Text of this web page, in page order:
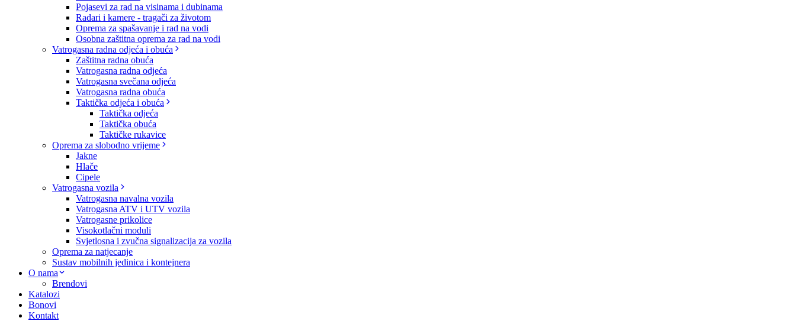
Pojasevi za rad na visinama i dubinama
Radari i kamere - tragači za životom
Oprema za spašavanje i rad na vodi
Osobna zaštitna oprema za rad na vodi
Vatrogasna radna odjeća i obuća
Zaštitna radna obuća
Vatrogasna radna odjeća
Vatrogasna svečana odjeća
Vatrogasna radna obuća
Taktička odjeća i obuća
Taktička odjeća
Taktička obuća
Taktičke rukavice
Oprema za slobodno vrijeme
Jakne
Hlače
Cipele
Vatrogasna vozila
Vatrogasna navalna vozila
Vatrogasna ATV i UTV vozila
Vatrogasne prikolice
Visokotlačni moduli
Svjetlosna i zvučna signalizacija za vozila
Oprema za natjecanje
Sustav mobilnih jedinica i kontejnera
O nama
Brendovi
Katalozi
Bonovi
Kontakt